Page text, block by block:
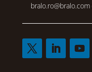
bralo.ro@bralo.com